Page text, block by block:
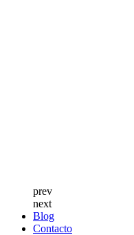
prev
next
Blog
Contacto